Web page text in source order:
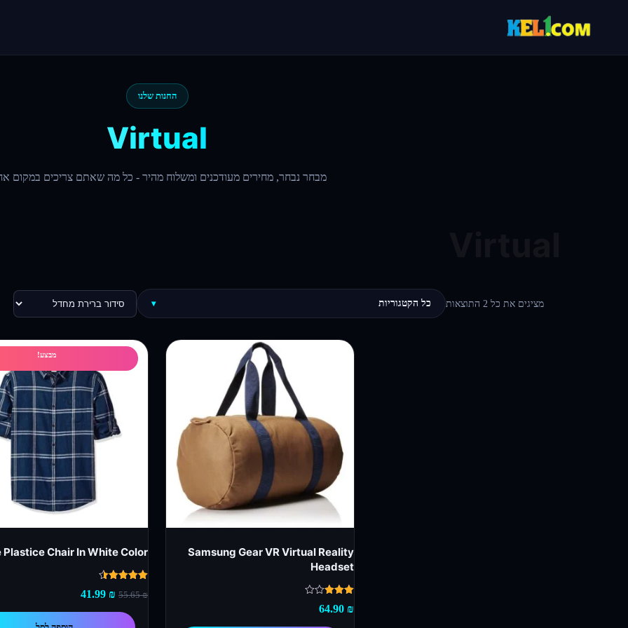
החנות שלנו
Virtual
מבחר נבחר, מחירים מעודכנים ומשלוח מהיר - כל מה שאתם צריכים במקום
מציגים את כל ⁦2⁩ התוצאות כל הקטגוריות ▾
Samsung Gear VR Virtual Reality
Headset
דורג
3.00
64.90 ₪
מבצע!
Plastice Chair In White Color
4.50
55.65₪
המחיר
המקורי
41.99 ₪
המחיר
הנוכחי